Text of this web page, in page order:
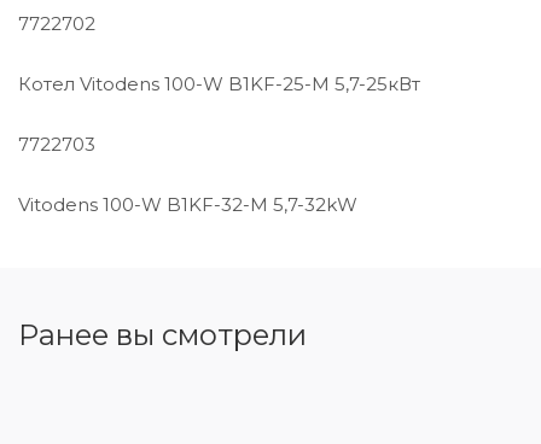
7722702
Котел Vitodens 100-W B1KF-25-M 5,7-25кВт
7722703
Vitodens 100-W B1KF-32-M 5,7-32kW
Ранее вы смотрели